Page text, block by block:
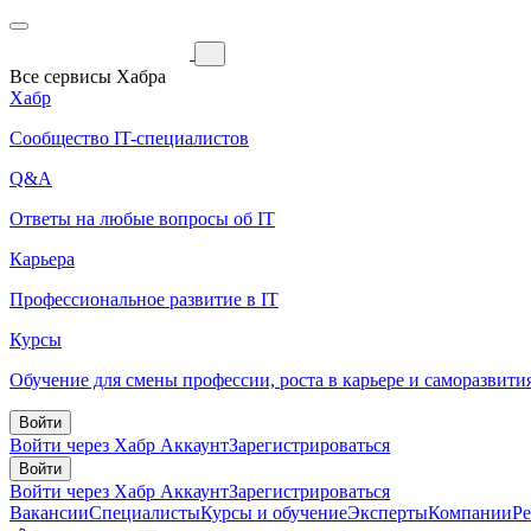
Все сервисы Хабра
Хабр
Сообщество IT-специалистов
Q&A
Ответы на любые вопросы об IT
Карьера
Профессиональное развитие в IT
Курсы
Обучение для смены профессии, роста в карьере и
Войти
Войти через Хабр АккаунтЗарегистрироваться
Войти
Войти через Хабр АккаунтЗарегистрироваться
ВакансииСпециалистыКурсы и обучениеЭкспертыКомпании